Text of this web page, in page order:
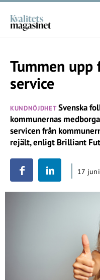
Tummen
service
KUNDNÖJDHETSvenska
kommunernas
servicen från
rejält, enligt Brilliant
17